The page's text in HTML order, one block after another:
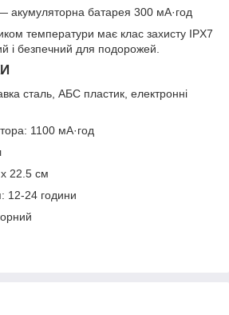
батарея 300 мА·год
температури має клас захисту IPX7
і безпечний для подорожей.
сталь, АБС пластик, електронні
1100 мА·год
22.5 см
12-24 години